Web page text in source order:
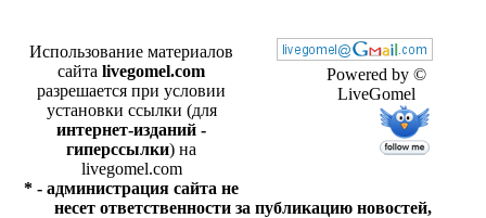
Powered by ©
LiveGomel
Использование материалов
сайта livegomel.com
разрешается при условии
установки ссылки (для
интернет-изданий -
гиперссылки) на
livegomel.com
* - администрация сайта не
несет ответственности за публикацию новостей,